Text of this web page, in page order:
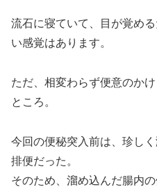
流石に寝ていて、目が覚め
い感覚はあります。
ただ、相変わらず便意のか
ところ。
今回の便秘突入前は、珍し
排便だった。
そのため、溜め込んだ腸内